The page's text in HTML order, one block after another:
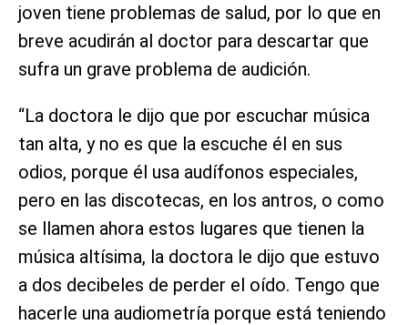
joven tiene problemas de salud, por lo que en
breve acudirán al doctor para descartar que
sufra un grave problema de audición.
“La doctora le dijo que por escuchar música
tan alta, y no es que la escuche él en sus
odios, porque él usa audífonos especiales,
pero en las discotecas, en los antros, o como
se llamen ahora estos lugares que tienen la
música altísima, la doctora le dijo que estuvo
a dos decibeles de perder el oído. Tengo que
hacerle una audiometría porque está teniendo